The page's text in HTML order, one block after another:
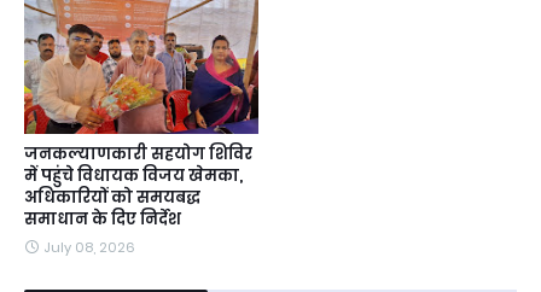
जनकल्याणकारी सहयोग शिविर
में पहुंचे विधायक विजय खेमका,
अधिकारियों को समयबद्ध
समाधान के दिए निर्देश
July 08, 2026